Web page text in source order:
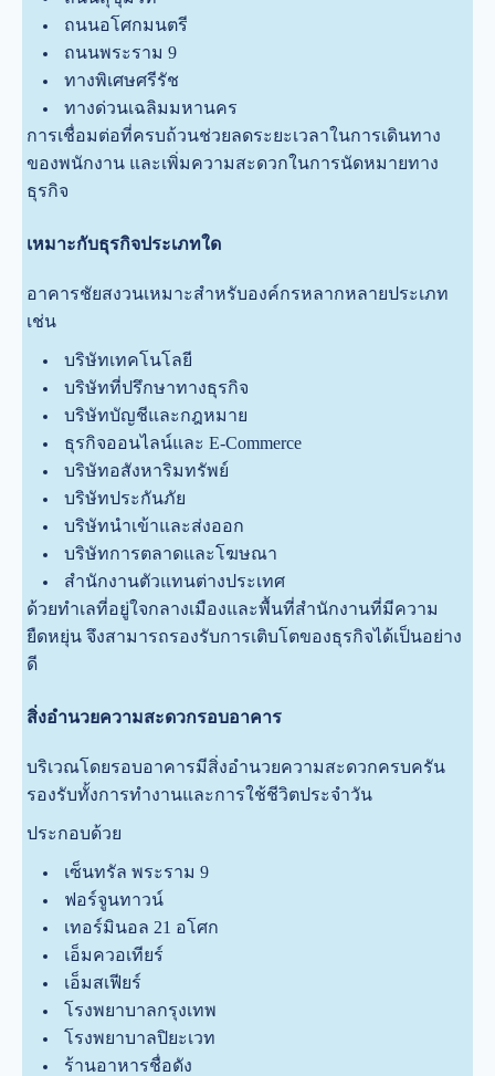
ถนนอโศกมนตรี
ถนนพระราม 9
ทางพิเศษศรีรัช
ทางด่วนเฉลิมมหานคร
การเชื่อมต่อที่ครบถ้วนช่วยลดระยะเวลาในการเดินทาง
ของพนักงาน และเพิ่มความสะดวกในการนัดหมายทาง
ธุรกิจ
เหมาะกับธุรกิจประเภทใด
อาคารชัยสงวนเหมาะสำหรับองค์กรหลากหลายประเภท
เช่น
บริษัทเทคโนโลยี
บริษัทที่ปรึกษาทางธุรกิจ
บริษัทบัญชีและกฎหมาย
ธุรกิจออนไลน์และ E-Commerce
บริษัทอสังหาริมทรัพย์
บริษัทประกันภัย
บริษัทนำเข้าและส่งออก
บริษัทการตลาดและโฆษณา
สำนักงานตัวแทนต่างประเทศ
ด้วยทำเลที่อยู่ใจกลางเมืองและพื้นที่สำนักงานที่มีความ
ยืดหยุ่น จึงสามารถรองรับการเติบโตของธุรกิจได้เป็นอย่าง
ดี
สิ่งอำนวยความสะดวกรอบอาคาร
บริเวณโดยรอบอาคารมีสิ่งอำนวยความสะดวกครบครัน
รองรับทั้งการทำงานและการใช้ชีวิตประจำวัน
ประกอบด้วย
เซ็นทรัล พระราม 9
ฟอร์จูนทาวน์
เทอร์มินอล 21 อโศก
เอ็มควอเทียร์
เอ็มสเฟียร์
โรงพยาบาลกรุงเทพ
โรงพยาบาลปิยะเวท
ร้านอาหารชื่อดัง